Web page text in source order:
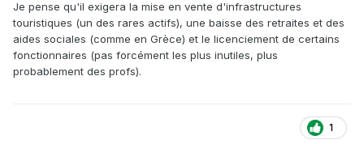
Je pense qu'il exigera la mise en vente d'infrastructures
touristiques (un des rares actifs), une baisse des retraites et des
aides sociales (comme en Grèce) et le licenciement de certains
fonctionnaires (pas forcément les plus inutiles, plus
probablement des profs).
1